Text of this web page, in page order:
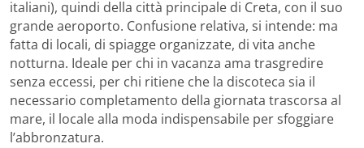
italiani), quindi della città principale di Creta, con il suo
grande aeroporto. Confusione relativa, si intende: ma
fatta di locali, di spiagge organizzate, di vita anche
notturna. Ideale per chi in vacanza ama trasgredire
senza eccessi, per chi ritiene che la discoteca sia il
necessario completamento della giornata trascorsa al
mare, il locale alla moda indispensabile per sfoggiare
l’abbronzatura.